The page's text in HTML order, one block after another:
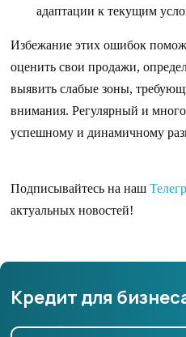
адаптации к текущим
Избежание этих ошибок
оценить свои продажи,
выявить слабые зоны,
внимания. Регулярный и
успешному и динамичному
Подписывайтесь на наш
актуальных новостей!
Кредит для